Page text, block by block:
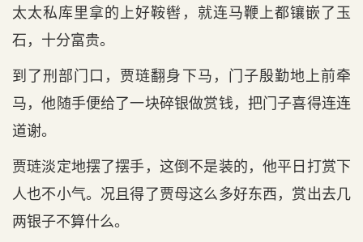
太太私库里拿的上好鞍辔，就连马鞭上都镶嵌了玉
石，十分富贵。
到了刑部门口，贾琏翻身下马，门子殷勤地上前牵
马，他随手便给了一块碎银做赏钱，把门子喜得连连
道谢。
贾琏淡定地摆了摆手，这倒不是装的，他平日打赏下
人也不小气。况且得了贾母这么多好东西，赏出去几
两银子不算什么。